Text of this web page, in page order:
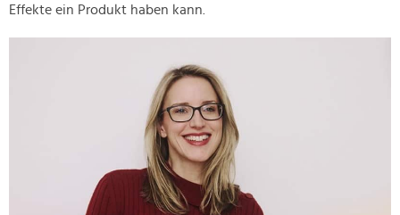
Effekte ein Produkt haben kann.